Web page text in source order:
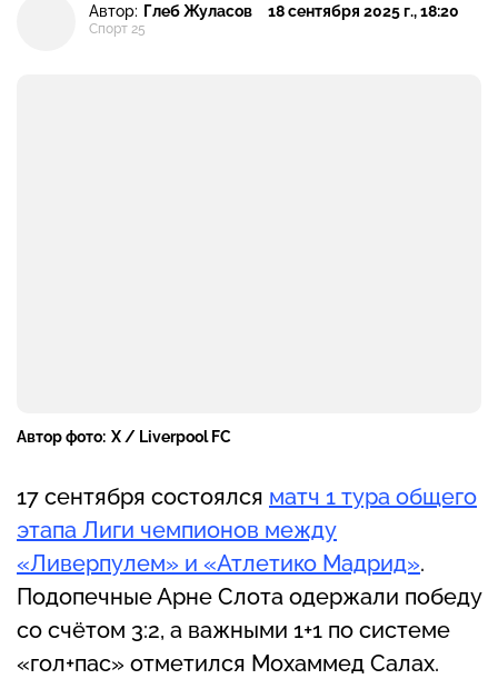
Автор: Глеб Жуласов
Спорт 25
18 сентября 2025 г., 18:20
Автор фото: X / Liverpool FC
17 сентября состоялся матч 1 тура общего
этапа Лиги чемпионов между
«Ливерпулем» и «Атлетико Мадрид».
Подопечные Арне Слота одержали победу
со счётом 3:2, а важными 1+1 по системе
«гол+пас» отметился Мохаммед Салах.